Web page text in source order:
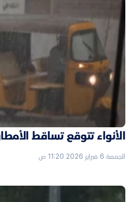
الأنواء تتوقع تساقط
الجمعة 6 فبراير 2026 11:20 ص